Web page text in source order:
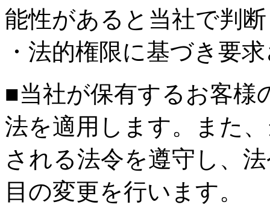
能性があると当社で判
・法的権限に基づき要
■当社が保有するお客様
法を適用します。また
される法令を遵守し、
目の変更を行います。